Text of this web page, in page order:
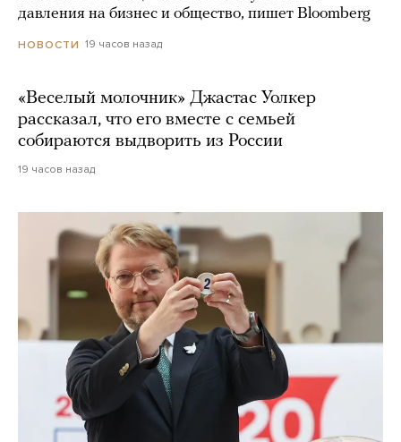
давления на бизнес и общество, пишет Bloomberg
НОВОСТИ 19 часов назад
«Веселый молочник» Джастас Уолкер
рассказал, что его вместе с семьей
собираются выдворить из России
19 часов назад